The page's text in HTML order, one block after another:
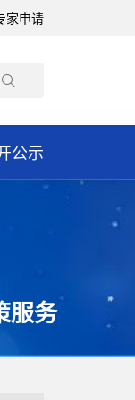
家申请
公示
服务